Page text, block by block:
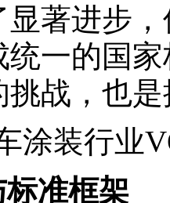
著进步
一的国
挑战，也
准框架